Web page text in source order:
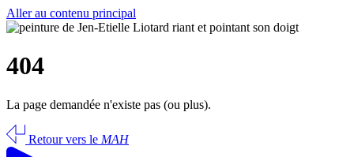
Aller au contenu principal
404
La page demandée n'existe pas (ou plus).
Retour vers le MAH